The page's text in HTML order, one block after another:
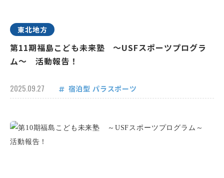
東北地方
第11期福島こども未来塾 ～USFスポーツプログラ
ム～ 活動報告！
2025.09.27 宿泊型 パラスポーツ